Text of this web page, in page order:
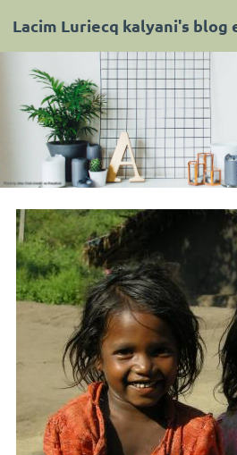
Lacim Luriecq kalyani's blog